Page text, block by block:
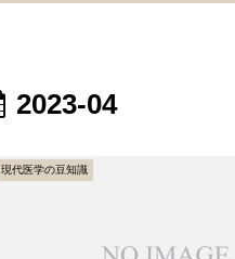
2023-04
現代医学の豆知識